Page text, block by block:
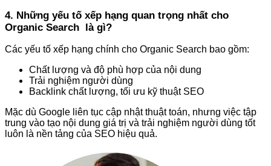
4. Những yếu tố xếp hạng quan trọng nhất cho
Organic Search là gì?
Các yếu tố xếp hạng chính cho Organic Search bao gồm:
Chất lượng và độ phù hợp của nội dung
Trải nghiệm người dùng
Backlink chất lượng, tối ưu kỹ thuật SEO
Mặc dù Google liên tục cập nhật thuật toán, nhưng việc tập
trung vào tạo nội dung giá trị và trải nghiệm người dùng tốt
luôn là nền tảng của SEO hiệu quả.